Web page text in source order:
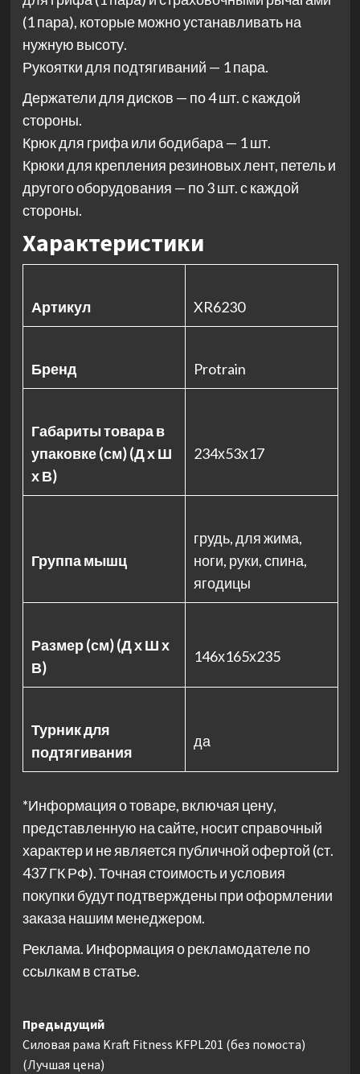
(1 пара), которые можно устанавливать на
нужную высоту.
Рукоятки для подтягиваний — 1 пара.
Держатели для дисков — по 4 шт. с каждой
стороны.
Крюк для грифа или бодибара — 1 шт.
Крюки для крепления резиновых лент, петель и
другого оборудования — по 3 шт. с каждой
стороны.
Характеристики
Артикул XR6230
Бренд Protrain
Габариты товара в
упаковке (см) (Д х Ш
х В)
234х53х17
Группа мышц
грудь, для жима,
ноги, руки, спина,
ягодицы
Размер (см) (Д х Ш х
В)
146х165х235
Турник для
подтягивания
да
*Информация о товаре, включая цену,
представленную на сайте, носит справочный
характер и не является публичной офертой (ст.
437 ГК РФ). Точная стоимость и условия
покупки будут подтверждены при оформлении
заказа нашим менеджером.
Реклама. Информация о рекламодателе по
ссылкам в статье.
Навигация
записи
Предыдущий
Силовая рама Kraft Fitness KFPL201 (без помоста)
(Лучшая цена)